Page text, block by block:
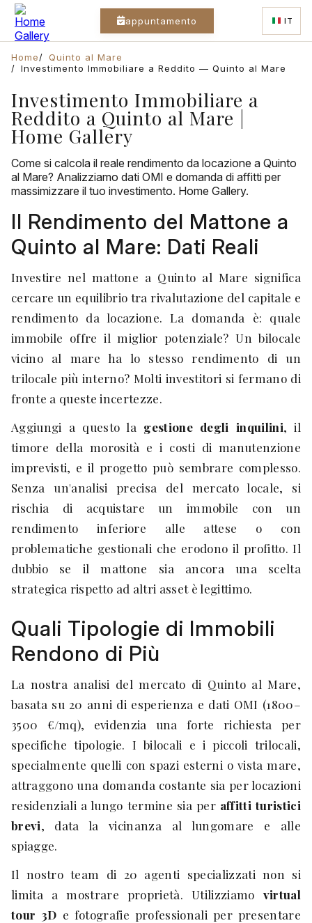
appuntamento IT
Home
Quinto al Mare
Investimento Immobiliare a Reddito — Quinto al Mare
Investimento Immobiliare a
Reddito a Quinto al Mare |
Home Gallery
Come si calcola il reale rendimento da locazione a Quinto
al Mare? Analizziamo dati OMI e domanda di affitti per
massimizzare il tuo investimento. Home Gallery.
Il Rendimento del Mattone a
Quinto al Mare: Dati Reali
Investire nel mattone a Quinto al Mare significa
cercare un equilibrio tra rivalutazione del capitale e
rendimento da locazione. La domanda è: quale
immobile offre il miglior potenziale? Un bilocale
vicino al mare ha lo stesso rendimento di un
trilocale più interno? Molti investitori si fermano di
fronte a queste incertezze.
Aggiungi a questo la gestione degli inquilini, il
timore della morosità e i costi di manutenzione
imprevisti, e il progetto può sembrare complesso.
Senza un'analisi precisa del mercato locale, si
rischia di acquistare un immobile con un
rendimento inferiore alle attese o con
problematiche gestionali che erodono il profitto. Il
dubbio se il mattone sia ancora una scelta
strategica rispetto ad altri asset è legittimo.
Quali Tipologie di Immobili
Rendono di Più
La nostra analisi del mercato di Quinto al Mare,
basata su 20 anni di esperienza e dati OMI (1800–
3500 €/mq), evidenzia una forte richiesta per
specifiche tipologie. I bilocali e i piccoli trilocali,
specialmente quelli con spazi esterni o vista mare,
attraggono una domanda costante sia per locazioni
residenziali a lungo termine sia per affitti turistici
brevi, data la vicinanza al lungomare e alle
spiagge.
Il nostro team di 20 agenti specializzati non si
limita a mostrare proprietà. Utilizziamo virtual
tour 3D e fotografie professionali per presentare